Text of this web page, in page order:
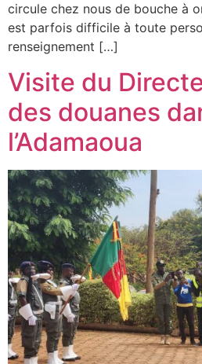
circule chez nous de bouche à
est parfois difficile à toute
renseignement […]
Visite du
des douanes
l’Adamaoua